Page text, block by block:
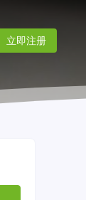
立即注册